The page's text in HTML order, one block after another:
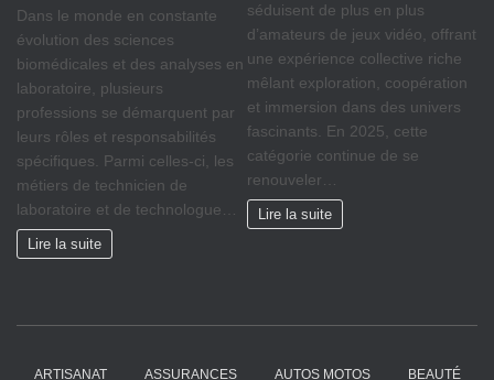
Dans le monde en constante
évolution des sciences
biomédicales et des analyses en
laboratoire, plusieurs
professions se démarquent par
leurs rôles et responsabilités
spécifiques. Parmi celles-ci, les
métiers de technicien de
laboratoire et de technologue…
Lire la suite
séduisent de plus en plus
d’amateurs de jeux vidéo, offrant
une expérience collective riche
mêlant exploration, coopération
et immersion dans des univers
fascinants. En 2025, cette
catégorie continue de se
renouveler…
Lire la suite
ARTISANAT ASSURANCES AUTOS MOTOS BEAUTÉ